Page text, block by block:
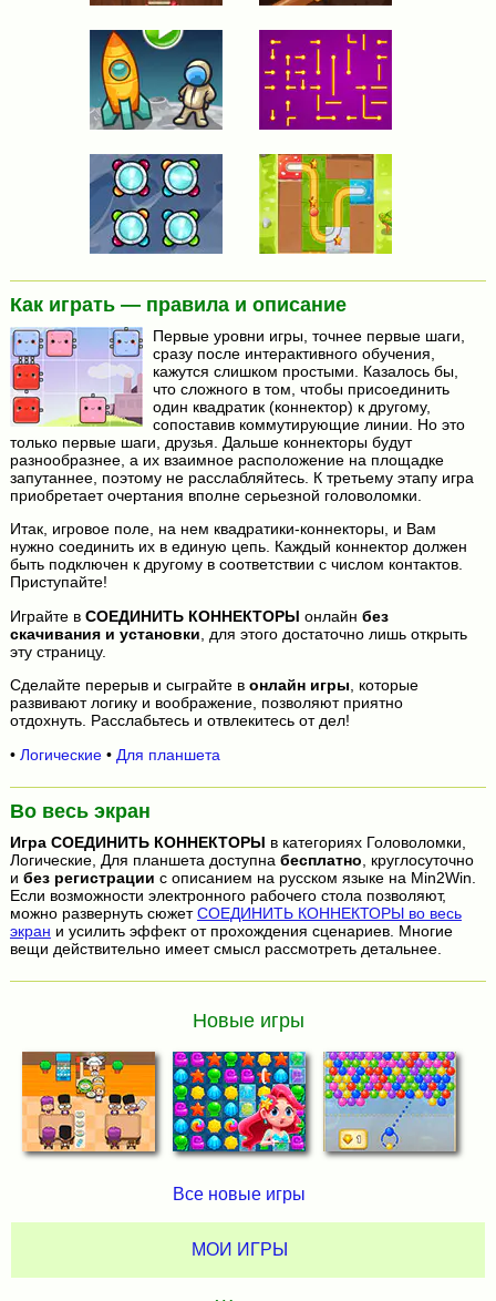
Как играть — правила и описание
Первые уровни игры, точнее первые шаги,
сразу после интерактивного обучения,
кажутся слишком простыми. Казалось бы,
что сложного в том, чтобы присоединить
один квадратик (коннектор) к другому,
сопоставив коммутирующие линии. Но это
только первые шаги, друзья. Дальше коннекторы будут
разнообразнее, а их взаимное расположение на площадке
запутаннее, поэтому не расслабляйтесь. К третьему этапу игра
приобретает очертания вполне серьезной головоломки.
Итак, игровое поле, на нем квадратики-коннекторы, и Вам
нужно соединить их в единую цепь. Каждый коннектор должен
быть подключен к другому в соответствии с числом контактов.
Приступайте!
Играйте в СОЕДИНИТЬ КОННЕКТОРЫ онлайн без
скачивания и установки , для этого достаточно лишь открыть
эту страницу.
Сделайте перерыв и сыграйте в онлайн игры, которые
развивают логику и воображение, позволяют приятно
отдохнуть. Расслабьтесь и отвлекитесь от дел!
• Логические• Для планшета
Во весь экран
Игра СОЕДИНИТЬ КОННЕКТОРЫ в категориях Головоломки,
Логические, Для планшета доступна бесплатно , круглосуточно
и без регистрации с описанием на русском языке на Min2Win.
Если возможности электронного рабочего стола позволяют,
можно развернуть сюжетСОЕДИНИТЬ КОННЕКТОРЫ во весь
экран и усилить эффект от прохождения сценариев. Многие
вещи действительно имеет смысл рассмотреть детальнее.
Новые игры
Все новые игры
МОИ ИГРЫ